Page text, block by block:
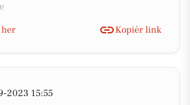
Kopiér link
2023 15:55